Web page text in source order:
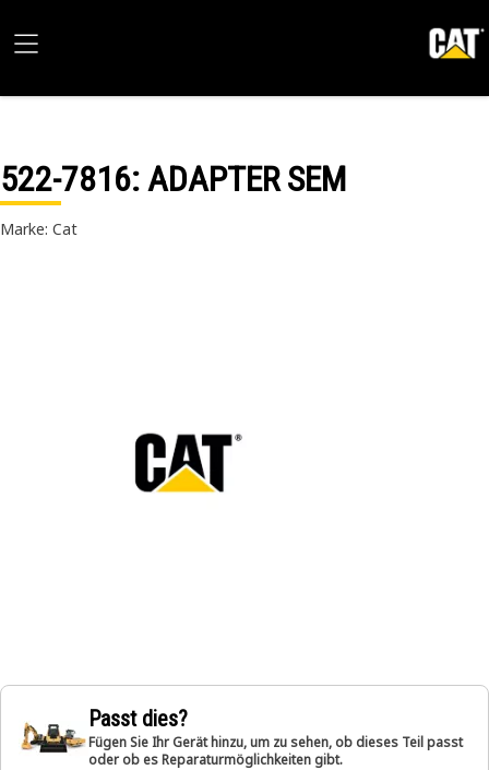
522-7816: ADAPTER SEM
Marke: Cat
Passt dies?
Fügen Sie Ihr Gerät hinzu, um zu sehen, ob dieses Teil passt
oder ob es Reparaturmöglichkeiten gibt.